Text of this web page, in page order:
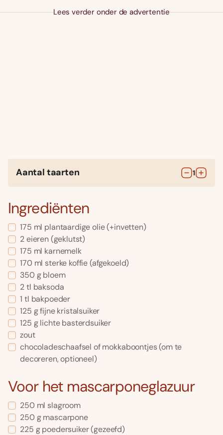
Lees verder onder de advertentie
Aantal taarten 1
Ingrediënten
175 ml plantaardige olie(+invetten)
2eieren(geklutst)
175 ml karnemelk
170 ml sterke koffie(afgekoeld)
350 g bloem
2tl baksoda
1 tl bakpoeder
125 gfijne kristalsuiker
125 g lichte basterdsuiker
zout
chocoladeschaafsel of mokkaboontjes(om te
decoreren, optioneel)
Voor het mascarponeglazuur
250 ml slagroom
250 g mascarpone
225 g poedersuiker(gezeefd)